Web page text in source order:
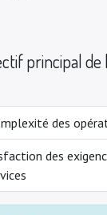
principal
des
des